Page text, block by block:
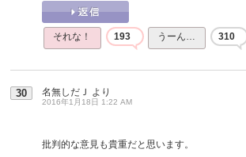
それな！ 193 うーん… 310
30 名無しだＪ より
2016年1月18日 1:22 AM
批判的な意見も貴重だと思います。